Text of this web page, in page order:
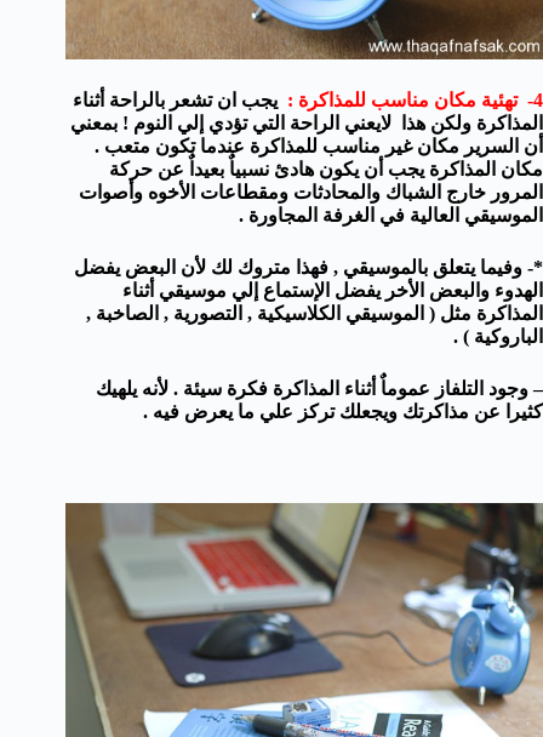
4- تهئية مكان مناسب للمذاكرة :
يجب ان تشعر بالراحة أثناء
المذاكرة ولكن هذا لايعني الراحة التي تؤدي إلي النوم ! بمعني
أن السرير مكان غير مناسب للمذاكرة عندما تكون متعب .
مكان المذاكرة يجب أن يكون هادئ نسبياٌ بعيداٌ عن حركة
المرور خارج الشباك والمحادثات ومقطاعات الأخوه وأصوات
الموسيقي العالية في الغرفة المجاورة .
*- وفيما يتعلق بالموسيقي , فهذا متروك لك لأن البعض يفضل
الهدوء والبعض الأخر يفضل الإستماع إلي موسيقي أثناء
المذاكرة مثل ( الموسيقي الكلاسيكية , التصورية , الصاخبة ,
الباروكية ) .
– وجود التلفاز عموماٌ أثناء المذاكرة فكرة سيئة . لأنه يلهيك
كثيرا عن مذاكرتك ويجعلك تركز علي ما يعرض فيه .